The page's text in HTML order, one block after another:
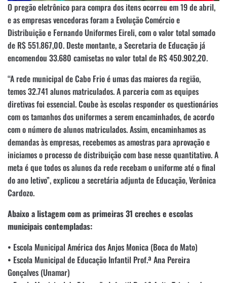
O pregão eletrônico para compra dos itens ocorreu em 19 de abril,
e as empresas vencedoras foram a Evolução Comércio e
Distribuição e Fernando Uniformes Eireli, com o valor total somado
de R$ 551.867,00. Deste montante, a Secretaria de Educação já
encomendou 33.680 camisetas no valor total de R$ 450.902,20.
“A rede municipal de Cabo Frio é umas das maiores da região,
temos 32.741 alunos matriculados. A parceria com as equipes
diretivas foi essencial. Coube às escolas responder os questionários
com os tamanhos dos uniformes a serem encaminhados, de acordo
com o número de alunos matriculados. Assim, encaminhamos as
demandas às empresas, recebemos as amostras para aprovação e
iniciamos o processo de distribuição com base nesse quantitativo. A
meta é que todos os alunos da rede recebam o uniforme até o final
do ano letivo”, explicou a secretária adjunta de Educação, Verônica
Cardozo.
Abaixo a listagem com as primeiras 31 creches e escolas
municipais contempladas:
• Escola Municipal América dos Anjos Monica (Boca do Mato)
• Escola Municipal de Educação Infantil Prof.ª Ana Pereira
Gonçalves (Unamar)